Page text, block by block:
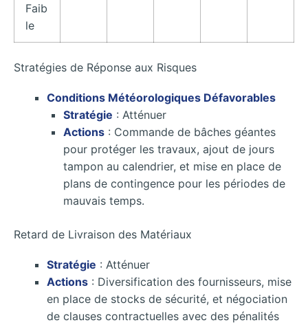
Faib
le
Stratégies de Réponse aux Risques
Conditions Météorologiques Défavorables
Stratégie : Atténuer
Actions : Commande de bâches géantes
pour protéger les travaux, ajout de jours
tampon au calendrier, et mise en place de
plans de contingence pour les périodes de
mauvais temps.
Retard de Livraison des Matériaux
Stratégie : Atténuer
Actions : Diversification des fournisseurs, mise
en place de stocks de sécurité, et négociation
de clauses contractuelles avec des pénalités